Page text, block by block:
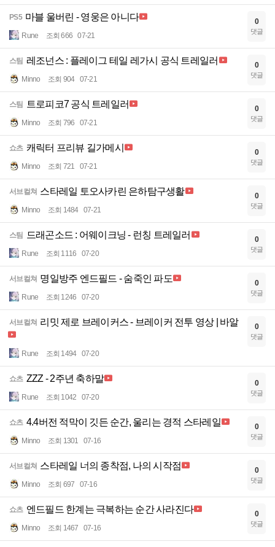
PS5 마블 울버린 - 영웅은 아니다
Rune 조회 666 07-21
0
댓글
스팀 레조넌스 : 플레이그 테일 레가시 공식 트레일러
Minno 조회 904 07-21
0
댓글
스팀 트로피코7 공식 트레일러
Minno 조회 796 07-21
0
댓글
쇼츠 캐릭터 프리뷰 길가메시
Minno 조회 721 07-21
0
댓글
서브컬쳐 스타레일 토오사카린 은하탐구생활
Minno 조회 1484 07-21
0
댓글
스팀 드래곤소드 : 어웨이크닝 - 런칭 트레일러
Rune 조회 1116 07-20
0
댓글
서브컬쳐 명일방주 엔드필드 - 숨죽인 파도
Rune 조회 1246 07-20
0
댓글
서브컬쳐 리밋 제로 브레이커스 - 브레이커 전투 영상 | 바알
Rune 조회 1494 07-20
0
댓글
쇼츠 ZZZ - 2주년 축하말
Rune 조회 1042 07-20
0
댓글
쇼츠 4.4버전 적막이 깃든 순간, 울리는 경적 스타레일
Minno 조회 1301 07-16
0
댓글
서브컬쳐 스타레일 너의 종착점, 나의 시작점
Minno 조회 697 07-16
0
댓글
쇼츠 엔드필드 한계는 극복하는 순간 사라진다
Minno 조회 1467 07-16
0
댓글